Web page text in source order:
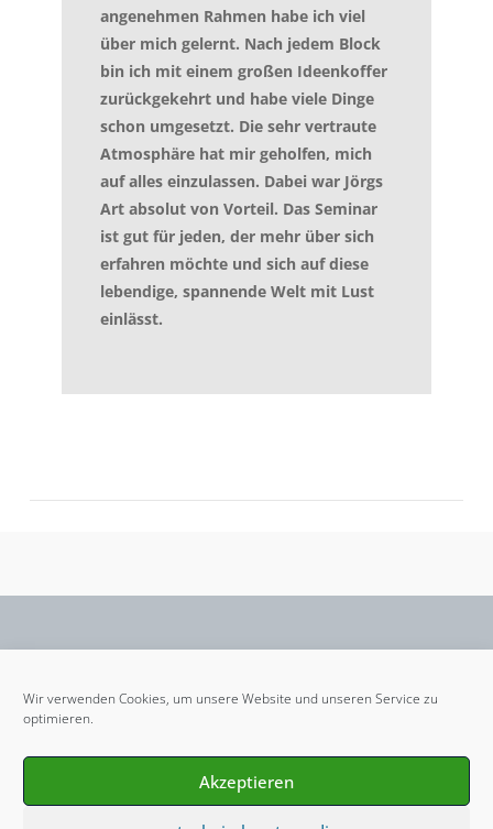
Wir verwenden Cookies, um unsere Website und unseren Service zu
optimieren.
Akzeptieren
angenehmen Rahmen habe ich viel
über mich gelernt. Nach jedem Block
bin ich mit einem großen Ideenkoffer
zurückgekehrt und habe viele Dinge
schon umgesetzt. Die sehr vertraute
Atmosphäre hat mir geholfen, mich
auf alles einzulassen. Dabei war Jörgs
Art absolut von Vorteil. Das Seminar
ist gut für jeden, der mehr über sich
erfahren möchte und sich auf diese
lebendige, spannende Welt mit Lust
einlässt.
FacebookLinkedInXING
IMPRESSUM
AGBS SEMINARHOF FEUERBORN
AGBS FEUERBORN TRAINING
KONDITIONEN
ANFRAGE
DATENSCHUTZVEREINBARUNGEN
ANFAHRT
COOKIE-RICHTLINIE (EU)